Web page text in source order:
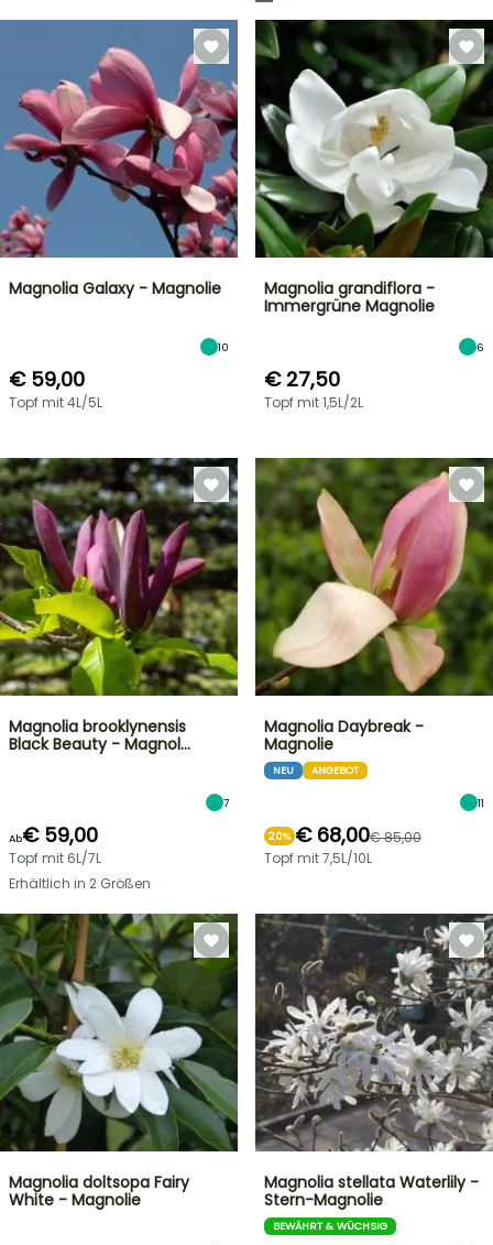
Magnolia Galaxy - Magnolie
10
€ 59,00
Topf mit 4L/5L
Magnolia grandiflora -
Immergrüne Magnolie
6
€ 27,50
Topf mit 1,5L/2L
Magnolia brooklynensis
Black Beauty - Magnol…
7
Ab€ 59,00
Topf mit 6L/7L
Erhältlich in 2 Größen
Magnolia Daybreak -
Magnolie
NEU ANGEBOT
11
20% € 68,00€ 85,00
Topf mit 7,5L/10L
Magnolia doltsopa Fairy
White - Magnolie
Magnolia stellata Waterlily -
Stern-Magnolie
BEWÄHRT & WÜCHSIG